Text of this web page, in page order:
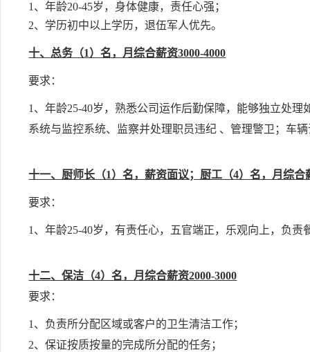
1、年龄20-45岁，身体健康，责任心强；
2、学历初中以上学历，退伍军人优先。
十、总务（1）名，月综合薪资3000-4000
要求：
1、年龄25-40岁，熟悉公司运作后勤保障，能够独立处
系统与监控系统、监察并处理职员违纪 、管理警卫；车
十一、厨师长（1）名，薪资面议；厨工（4）名，月综合
要求：
1、年龄25-40岁，有责任心，五官端正，乐观向上，负责
十二、保洁（4）名，月综合薪资2000-3000
要求：
1、负责所分配区域或客户的卫生清洁工作；
2、保证按质按量的完成所分配的任务；